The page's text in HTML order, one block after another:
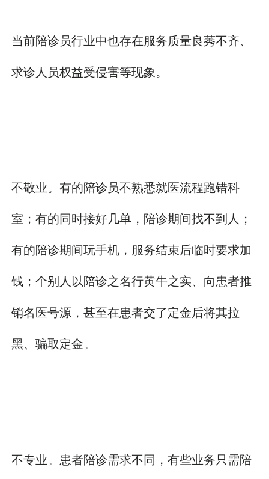
当前陪诊员行业中也存在服务质量良莠不齐、
求诊人员权益受侵害等现象。
不敬业。有的陪诊员不熟悉就医流程跑错科
室；有的同时接好几单，陪诊期间找不到人；
有的陪诊期间玩手机，服务结束后临时要求加
钱；个别人以陪诊之名行黄牛之实、向患者推
销名医号源，甚至在患者交了定金后将其拉
黑、骗取定金。
不专业。患者陪诊需求不同，有些业务只需陪